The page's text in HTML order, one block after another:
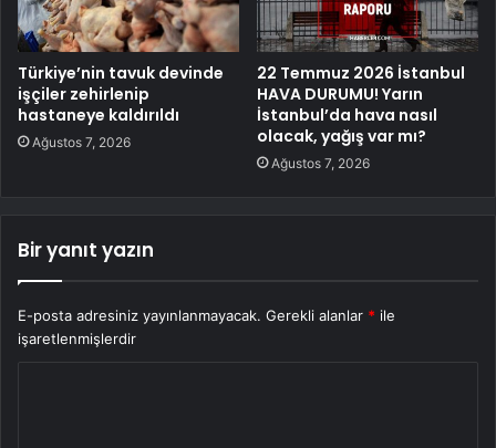
Türkiye’nin tavuk devinde
işçiler zehirlenip
hastaneye kaldırıldı
Ağustos 7, 2026
22 Temmuz 2026 İstanbul
HAVA DURUMU! Yarın
İstanbul’da hava nasıl
olacak, yağış var mı?
Ağustos 7, 2026
Bir yanıt yazın
E-posta adresiniz yayınlanmayacak. Gerekli alanlar * ile
işaretlenmişlerdir